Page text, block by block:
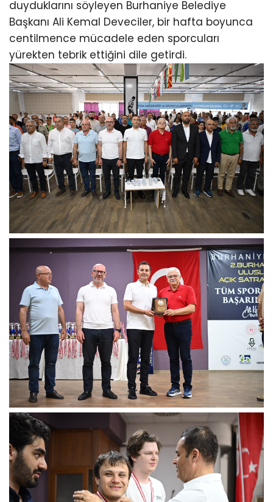
duyduklarını söyleyen Burhaniye Belediye
Başkanı Ali Kemal Deveciler, bir hafta boyunca
centilmence mücadele eden sporcuları
yürekten tebrik ettiğini dile getirdi.